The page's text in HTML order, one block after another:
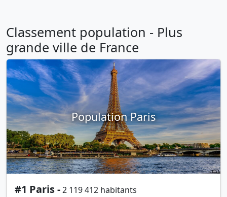
Classement population - Plus
grande ville de France
Population Paris
#1 Paris -2 119 412 habitants